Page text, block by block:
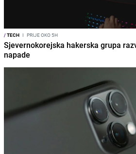
/TECH I PRIJE OKO 5H
Sjevernokorejska hakerska grupa
napade